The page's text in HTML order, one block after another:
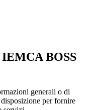
BOSS
generali o di
per fornire